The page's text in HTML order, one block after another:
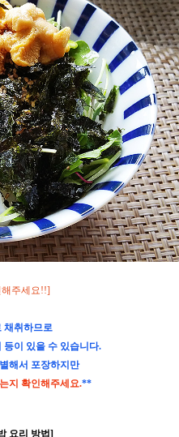
주세요!!]
채취하므로
등이 있을 수 있습니다.
해서 포장하지만
지 확인해주세요.**
요리 방법]